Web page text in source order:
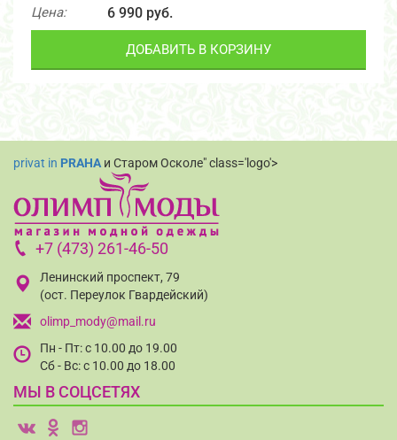
Цена: 6 990 руб.
ДОБАВИТЬ В КОРЗИНУ
privat in PRAHA и Старом Осколе" class='logo'>
+7 (473) 261-46-50
Ленинский проспект, 79
(ост. Переулок Гвардейский)
olimp_mody@mail.ru
Пн - Пт: с 10.00 до 19.00
Сб - Вс: с 10.00 до 18.00
МЫ В СОЦСЕТЯХ
v o i